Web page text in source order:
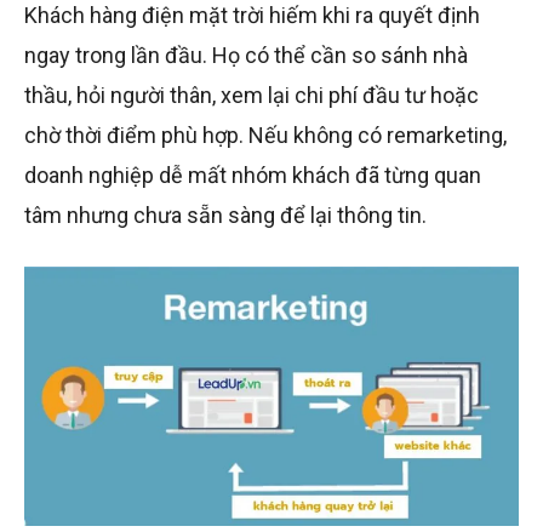
Khách hàng điện mặt trời hiếm khi ra quyết định
ngay trong lần đầu. Họ có thể cần so sánh nhà
thầu, hỏi người thân, xem lại chi phí đầu tư hoặc
chờ thời điểm phù hợp. Nếu không có remarketing,
doanh nghiệp dễ mất nhóm khách đã từng quan
tâm nhưng chưa sẵn sàng để lại thông tin.